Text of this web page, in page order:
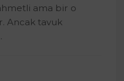
ama bir o
Ancak tavuk